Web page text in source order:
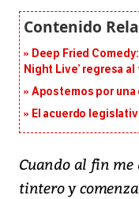
Deep Fried
Night Live’ regresa
Apostemos por
El acuerdo
Cuando al fin
tintero y